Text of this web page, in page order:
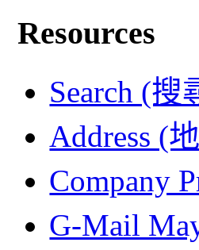
Resources
Search (搜
Address (
Company
G-Mail